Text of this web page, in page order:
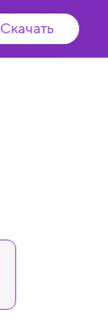
Скачать